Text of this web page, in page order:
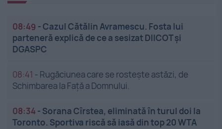
08:49 -Cazul Cătălin Avramescu. Fosta lui
parteneră explică de ce a sesizat DIICOT și
DGASPC
08:41 - Rugăciunea care se rostește astăzi, de
Schimbarea la Față a Domnului.
08:34- Sorana Cîrstea, eliminată în turul doi la
Toronto. Sportiva riscă să iasă din top 20 WTA